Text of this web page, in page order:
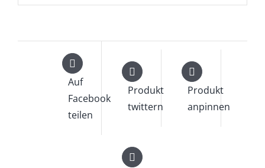
Auf
Facebook
teilen
Produkt
twittern
Produkt
anpinnen